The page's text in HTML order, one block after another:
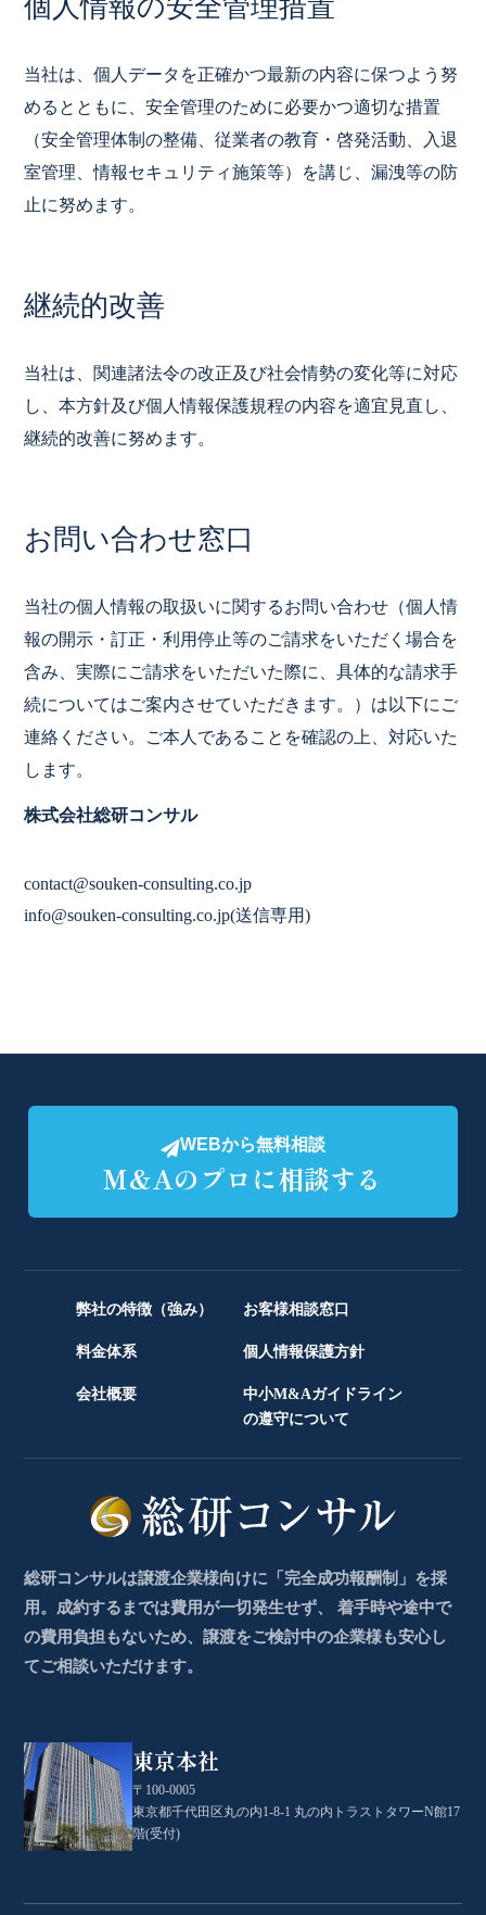
個人情報の安全管理措置
当社は、個人データを正確かつ最新の内容に保つよう努
めるとともに、安全管理のために必要かつ適切な措置
（安全管理体制の整備、従業者の教育・啓発活動、入退
室管理、情報セキュリティ施策等）を講じ、漏洩等の防
止に努めます。
継続的改善
当社は、関連諸法令の改正及び社会情勢の変化等に対応
し、本方針及び個人情報保護規程の内容を適宜見直し、
継続的改善に努めます。
お問い合わせ窓口
当社の個人情報の取扱いに関するお問い合わせ（個人情
報の開示・訂正・利用停止等のご請求をいただく場合を
含み、実際にご請求をいただいた際に、具体的な請求手
続についてはご案内させていただきます。）は以下にご
連絡ください。ご本人であることを確認の上、対応いた
します。
株式会社総研コンサル
contact@souken-consulting.co.jp
info@souken-consulting.co.jp(送信専用)
弊社の特徴（強み）
料金体系
会社概要
お客様相談窓口
個人情報保護方針
中小M&Aガイドライン
の遵守について
WEBから無料相談
M&Aのプロに相談する
総研コンサルは譲渡企業様向けに「完全成功報酬制」を採
用。成約するまでは費用が一切発生せず、 着手時や途中で
の費用負担もないため、譲渡をご検討中の企業様も安心し
てご相談いただけます。
東京本社
〒100-0005
東京都千代田区丸の内1-8-1 丸の内トラストタワーN館17
階(受付)